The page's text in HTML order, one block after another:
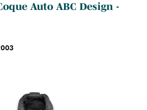
Auto ABC Design -